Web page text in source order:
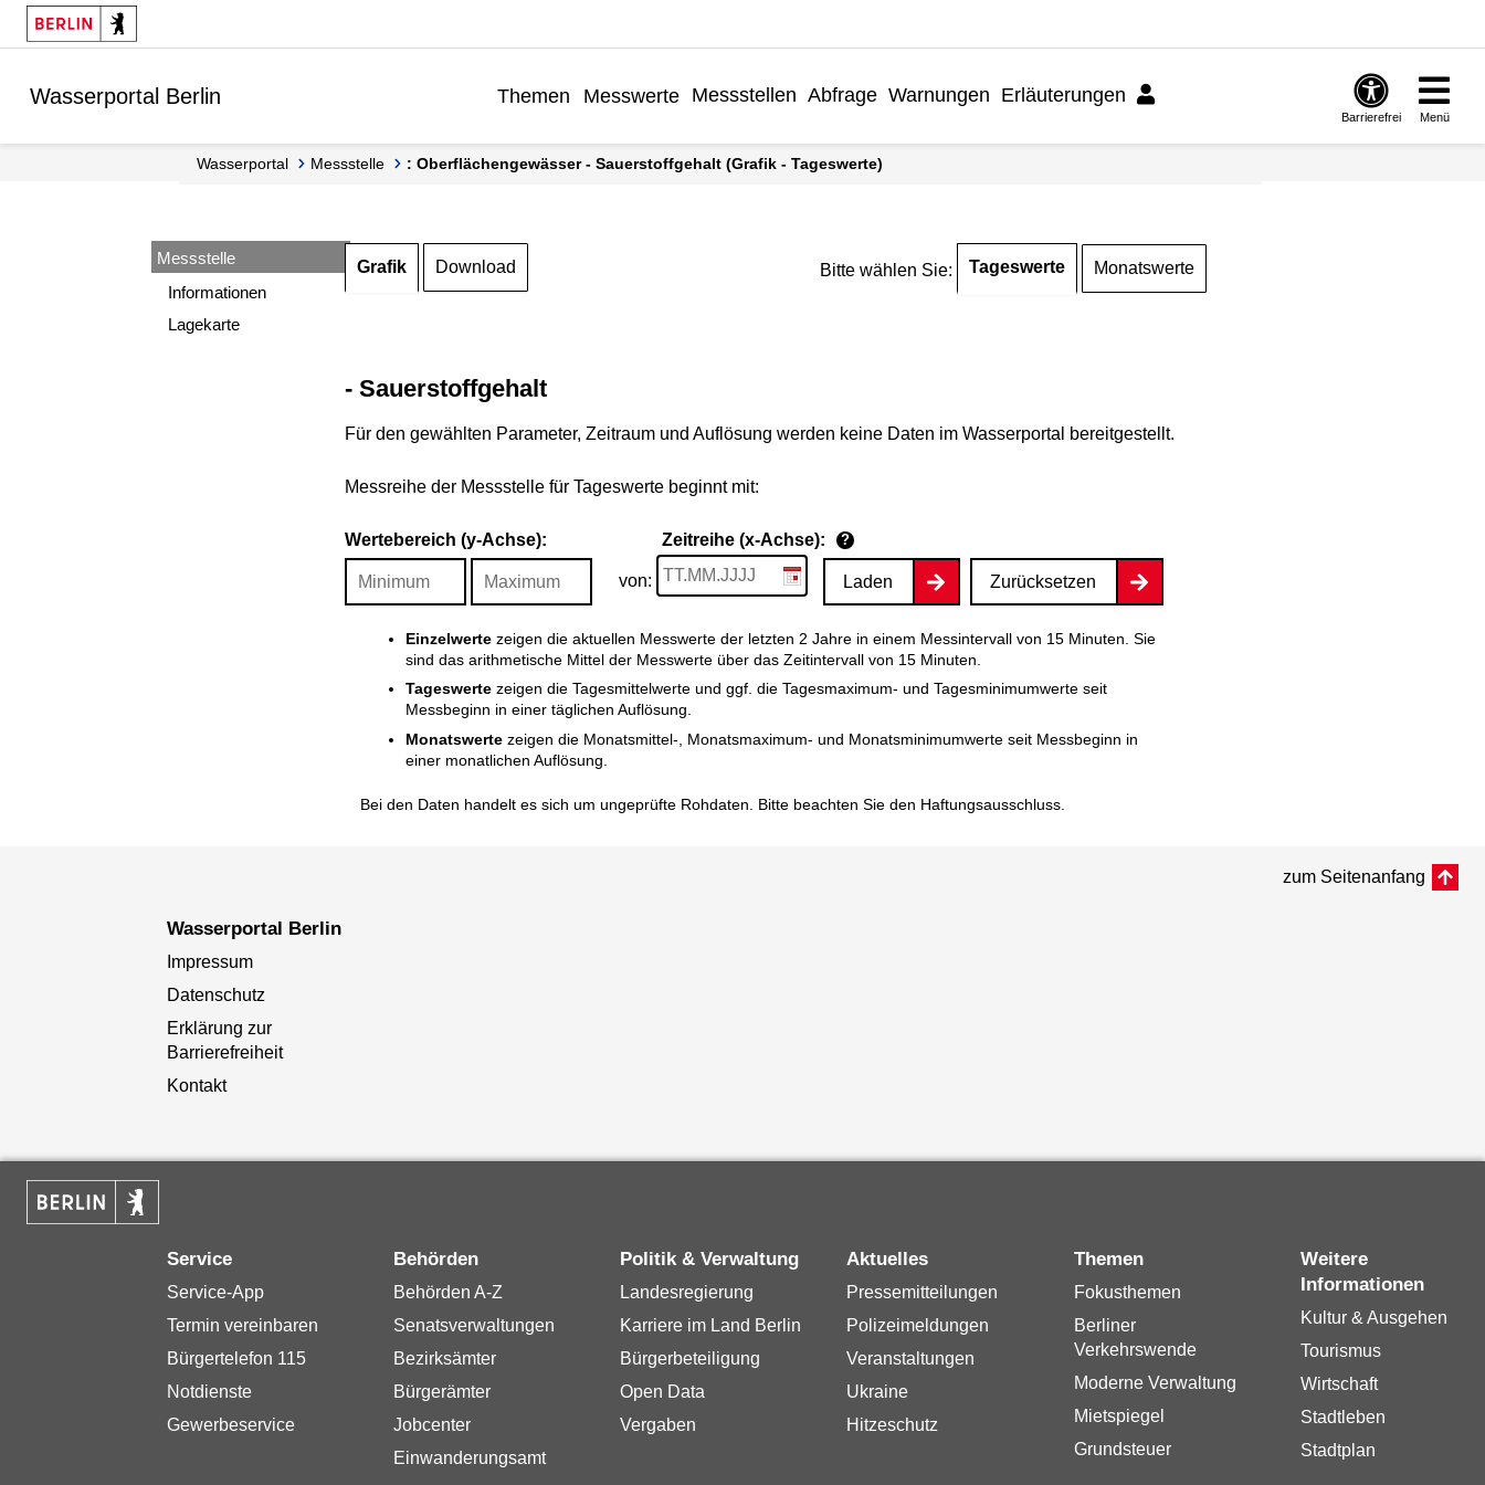
Springe zur Navigation
Springe zum Inhalt
Wasserportal Berlin Themen Messwerte Messstellen Abfrage Warnungen Erläuterungen
Barrierefrei Menü
Wasserportal Messstelle : Oberflächengewässer - Sauerstoffgehalt (Grafik - Tageswerte)
Messstelle
Informationen
Lagekarte
Grafik Download Bitte wählen Sie: Tageswerte Monatswerte
- Sauerstoffgehalt
Für den gewählten Parameter, Zeitraum und Auflösung werden keine Daten im Wasserportal bereitgestellt.
Messreihe der Messstelle für Tageswerte beginnt mit:
Wertebereich (y-Achse): Zeitreihe (x-Achse): ?
von: Laden Zurücksetzen
Einzelwertezeigen die aktuellen Messwerte der letzten 2 Jahre in einem Messintervall von 15 Minuten. Sie
sind das arithmetische Mittel der Messwerte über das Zeitintervall von 15 Minuten.
Tageswertezeigen die Tagesmittelwerte und ggf. die Tagesmaximum- und Tagesminimumwerte seit
Messbeginn in einer täglichen Auflösung.
Monatswertezeigen die Monatsmittel-, Monatsmaximum- und Monatsminimumwerte seit Messbeginn in
einer monatlichen Auflösung.
Bei den Daten handelt es sich um ungeprüfte Rohdaten. Bitte beachten Sie den Haftungsausschluss.
zum Seitenanfang
Wasserportal Berlin
Impressum
Datenschutz
Erklärung zur
Barrierefreiheit
Kontakt
Service
Service-App
Termin vereinbaren
Bürgertelefon 115
Notdienste
Gewerbeservice
Behörden
Behörden A-Z
Senatsverwaltungen
Bezirksämter
Bürgerämter
Jobcenter
Einwanderungsamt
Politik & Verwaltung
Landesregierung
Karriere im Land Berlin
Bürgerbeteiligung
Open Data
Vergaben
Aktuelles
Pressemitteilungen
Polizeimeldungen
Veranstaltungen
Ukraine
Hitzeschutz
Themen
Fokusthemen
Berliner
Verkehrswende
Moderne Verwaltung
Mietspiegel
Grundsteuer
Weitere
Informationen
Kultur & Ausgehen
Tourismus
Wirtschaft
Stadtleben
Stadtplan